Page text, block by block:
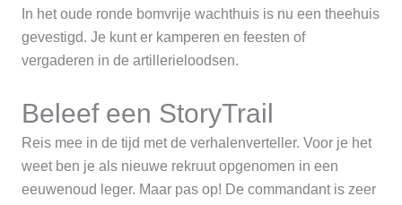
In het oude ronde bomvrije wachthuis is nu een theehuis
gevestigd. Je kunt er kamperen en feesten of
vergaderen in de artillerieloodsen.
Beleef een StoryTrail
Reis mee in de tijd met de verhalenverteller. Voor je het
weet ben je als nieuwe rekruut opgenomen in een
eeuwenoud leger. Maar pas op! De commandant is zeer